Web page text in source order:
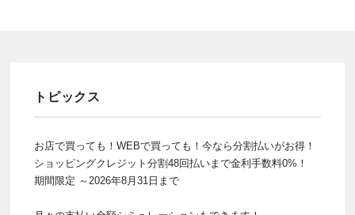
トピックス
お店で買っても！WEBで買っても！今なら分割払いがお得！
ショッピングクレジット分割48回払いまで金利手数料0%！
期間限定 ～2026年8月31日まで